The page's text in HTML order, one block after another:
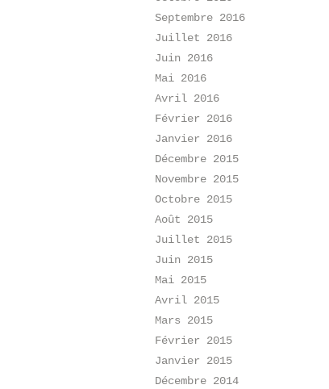
Septembre 2016
Juillet 2016
Juin 2016
Mai 2016
Avril 2016
Février 2016
Janvier 2016
Décembre 2015
Novembre 2015
Octobre 2015
Août 2015
Juillet 2015
Juin 2015
Mai 2015
Avril 2015
Mars 2015
Février 2015
Janvier 2015
Décembre 2014